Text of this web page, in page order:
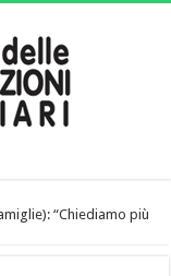
“Chiediamo più